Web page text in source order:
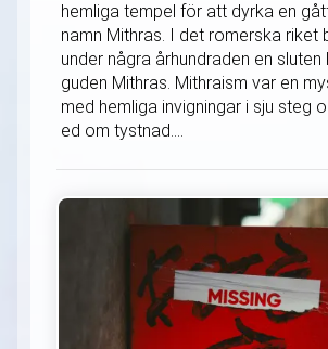
hemliga tempel för att dyrka en
namn Mithras. I det romerska riket
under några århundraden en sluten
guden Mithras. Mithraism var en
med hemliga invigningar i sju steg
ed om tystnad....